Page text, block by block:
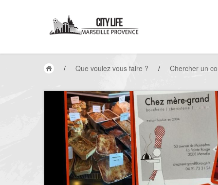
/ Que voulez vous faire ? / Chercher un